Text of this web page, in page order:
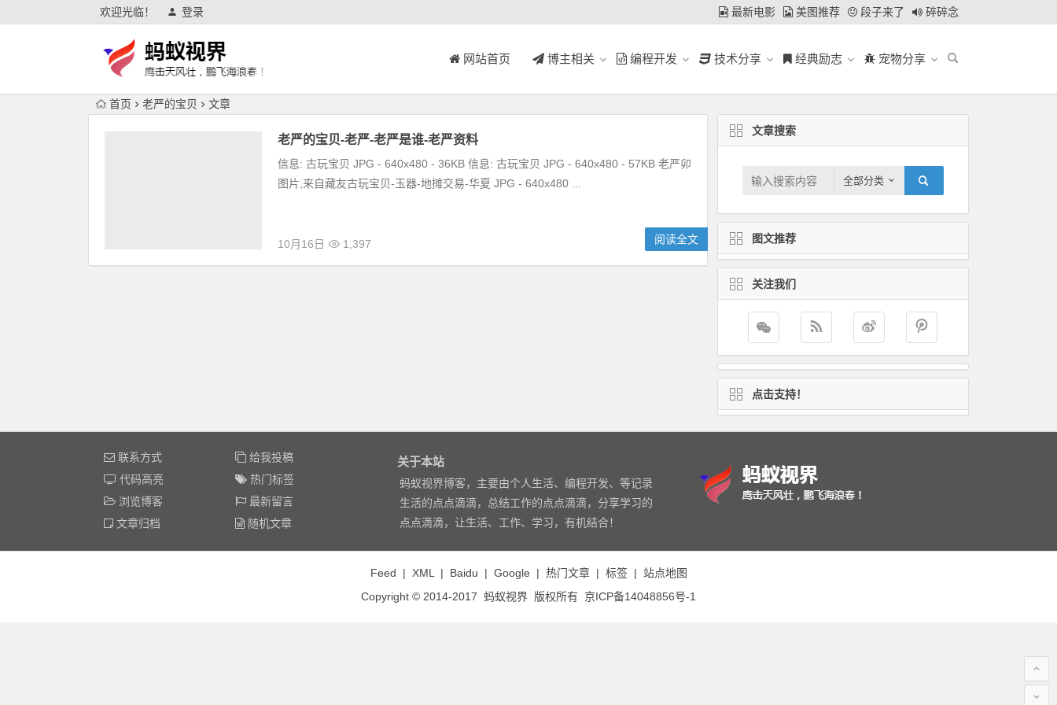
欢迎光临！ 登录 最新电影 美图推荐 段子来了 碎碎念
网站首页 博主相关 编程开发 技术分享 经典励志 宠物分享
首页 老严的宝贝 文章
老严的宝贝-老严-老严是谁-老严资料
信息: 古玩宝贝 JPG - 640x480 - 36KB 信息: 古玩宝贝 JPG - 640x480 - 57KB 老严卯
图片,来自藏友古玩宝贝-玉器-地摊交易-华夏 JPG - 640x480 ...
10月16日 1,397 阅读全文
文章搜索
全部分类
图文推荐
关注我们
点击支持！
联系方式
给我投稿
代码高亮
热门标签
浏览博客
最新留言
文章归档
随机文章
关于本站
蚂蚁视界博客，主要由个人生活、编程开发、等记录
生活的点点滴滴，总结工作的点点滴滴，分享学习的
点点滴滴，让生活、工作、学习，有机结合！
Feed | XML | Baidu | Google | 热门文章| 标签| 站点地图
Copyright © 2014-2017 蚂蚁视界 版权所有 京ICP备14048856号-1